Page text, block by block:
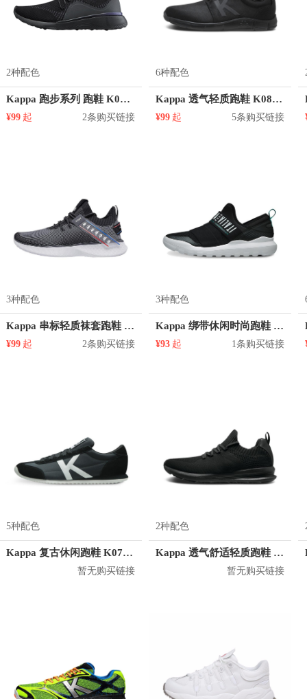
2种配色
Kappa 跑步系列 跑鞋 K0765MQ67
¥99 起 2条购买链接
6种配色
Kappa 透气轻质跑鞋 K08W5MQ69D
¥99 起 5条购买链接
3种配色
Kappa 串标轻质袜套跑鞋 K0915MQ76
¥99 起 2条购买链接
3种配色
Kappa 绑带休闲时尚跑鞋 K0715CC62
¥93 起 1条购买链接
5种配色
Kappa 复古休闲跑鞋 K0715MM25F
暂无购买链接
2种配色
Kappa 透气舒适轻质跑鞋 K0815MQ77
暂无购买链接